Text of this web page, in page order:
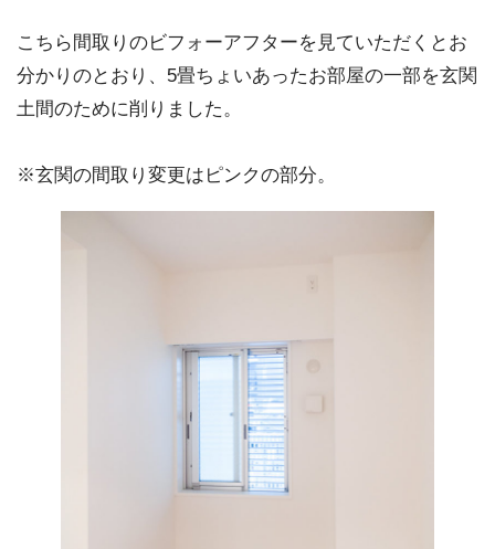
こちら間取りのビフォーアフターを見ていただくとお
分かりのとおり、5畳ちょいあったお部屋の一部を玄関
土間のために削りました。
※玄関の間取り変更はピンクの部分。